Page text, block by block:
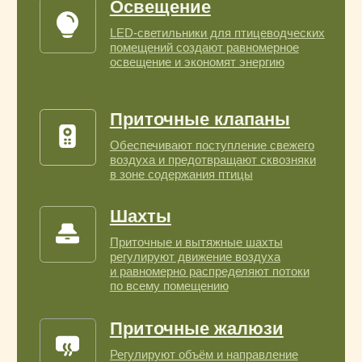
для агробизнеса
Наши партнеры
Подберём решение для
вашего объекта